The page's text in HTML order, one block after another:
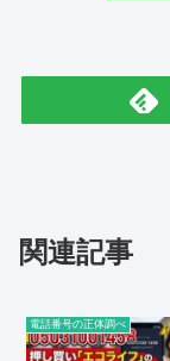
関連記事
電話番号の正体調べ